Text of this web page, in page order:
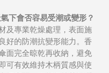
下會否容易受潮或變形？
及專業乾燥處理，表面施
好的防潮抗變形能力。香
面完全晾乾再收納，避免
可有效維持木柄質感與使